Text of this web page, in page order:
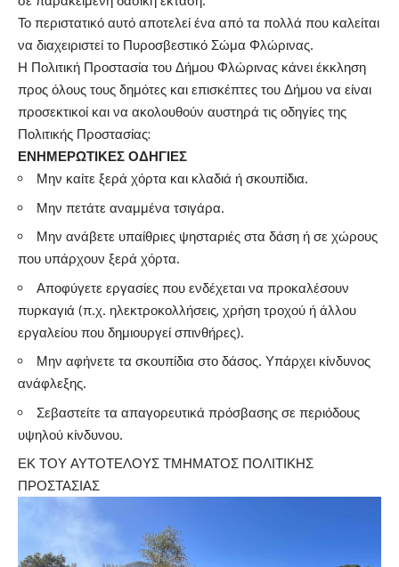
Το περιστατικό αυτό αποτελεί ένα από τα πολλά που καλείται
να διαχειριστεί το Πυροσβεστικό Σώμα Φλώρινας.
Η Πολιτική Προστασία του Δήμου Φλώρινας κάνει έκκληση
προς όλους τους δημότες και επισκέπτες του Δήμου να είναι
προσεκτικοί και να ακολουθούν αυστηρά τις οδηγίες της
Πολιτικής Προστασίας:
ΕΝΗΜΕΡΩΤΙΚΕΣ ΟΔΗΓΙΕΣ
Μην καίτε ξερά χόρτα και κλαδιά ή σκουπίδια.
Μην πετάτε αναμμένα τσιγάρα.
Μην ανάβετε υπαίθριες ψησταριές στα δάση ή σε χώρους
που υπάρχουν ξερά χόρτα.
Αποφύγετε εργασίες που ενδέχεται να προκαλέσουν
πυρκαγιά (π.χ. ηλεκτροκολλήσεις, χρήση τροχού ή άλλου
εργαλείου που δημιουργεί σπινθήρες).
Μην αφήνετε τα σκουπίδια στο δάσος. Υπάρχει κίνδυνος
ανάφλεξης.
Σεβαστείτε τα απαγορευτικά πρόσβασης σε περιόδους
υψηλού κίνδυνου.
ΕΚ ΤΟΥ ΑΥΤΟΤΕΛΟΥΣ ΤΜΗΜΑΤΟΣ ΠΟΛΙΤΙΚΗΣ
ΠΡΟΣΤΑΣΙΑΣ